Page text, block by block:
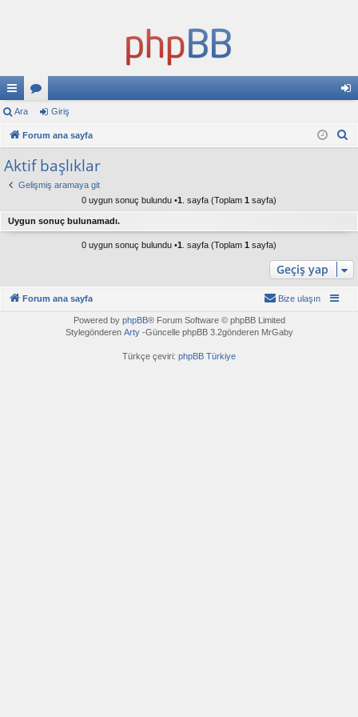
ızl
ba
ğl
tıl
u
ml
ar
ş
Ara Giriş
Forum ana sayfa
Aktif başlıklar
Gelişmiş aramaya git
0 uygun sonuç bulundu •1 . sayfa (Toplam 1 sayfa)
Uygun sonuç bulunamadı.
0 uygun sonuç bulundu •1 . sayfa (Toplam 1 sayfa)
Geçiş yap
Forum ana sayfa Bize ulaşın
Powered by phpBB® Forum Software © phpBB Limited
Stylegönderen Arty-Güncelle phpBB 3.2gönderen MrGaby
Türkçe çeviri: phpBB Türkiye